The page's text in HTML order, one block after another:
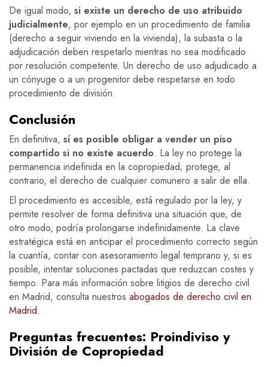
De igual modo, si existe un derecho de uso atribuido
judicialmente, por ejemplo en un procedimiento de familia
(derecho a seguir viviendo en la vivienda), la subasta o la
adjudicación deben respetarlo mientras no sea modificado
por resolución competente. Un derecho de uso adjudicado a
un cónyuge o a un progenitor debe respetarse en todo
procedimiento de división.
Conclusión
En definitiva, sí es posible obligar a vender un piso
compartido si no existe acuerdo. La ley no protege la
permanencia indefinida en la copropiedad; protege, al
contrario, el derecho de cualquier comunero a salir de ella.
El procedimiento es accesible, está regulado por la ley, y
permite resolver de forma definitiva una situación que, de
otro modo, podría prolongarse indefinidamente. La clave
estratégica está en anticipar el procedimiento correcto según
la cuantía, contar con asesoramiento legal temprano y, si es
posible, intentar soluciones pactadas que reduzcan costes y
tiempo. Para más información sobre litigios de derecho civil
en Madrid, consulta nuestros abogados de derecho civil en
Madrid.
Preguntas frecuentes: Proindiviso y
División de Copropiedad